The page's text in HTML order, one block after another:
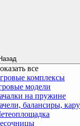
все
комплексы
модели
на пружине
балансиры,